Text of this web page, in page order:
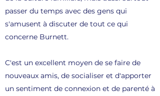
passer du temps avec des gens qui
s'amusent à discuter de tout ce qui
concerne Burnett.
C'est un excellent moyen de se faire de
nouveaux amis, de socialiser et d'apporter
un sentiment de connexion et de parenté à